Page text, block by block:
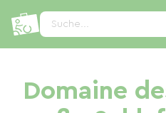
Suche...
Domaine
Cookie-Einstellungen